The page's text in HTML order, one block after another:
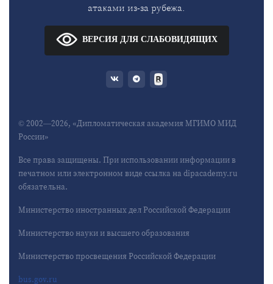
атаками из-за рубежа.
ВЕРСИЯ ДЛЯ СЛАБОВИДЯЩИХ
© 2002—2026, «Дипломатическая академия МГИМО МИД
России»
Все права защищены. При использовании информации в
печатном или электронном виде ссылка на dipacademy.ru
обязательна.
Министерство иностранных дел Российской Федерации
Министерство науки и высшего образования
Министерство просвещения Российской Федерации
bus.gov.ru